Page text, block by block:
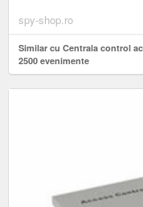
spy-shop.ro
Similar cu Centrala control
2500 evenimente